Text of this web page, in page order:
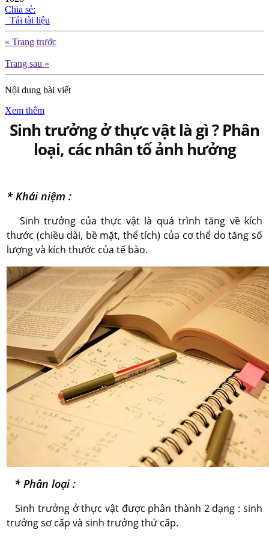
Chia sẻ:
Tải tài liệu
« Trang trước
Trang sau »
Nội dung bài viết
Xem thêm
Sinh trưởng ở thực vật là gì ? Phân
loại, các nhân tố ảnh hưởng
* Khái niệm :
Sinh trưởng của thực vật là quá trình tăng về kích
thước (chiều dài, bề mặt, thể tích) của cơ thể do tăng số
lượng và kích thước của tế bào.
* Phân loại :
Sinh trưởng ở thực vật được phân thành 2 dạng : sinh
trưởng sơ cấp và sinh trưởng thứ cấp.